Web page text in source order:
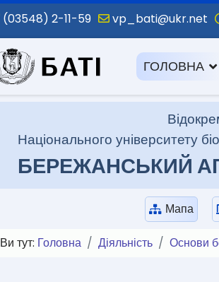
(03548) 2-11-59 vp_bati@ukr.net
ГОЛОВНА
Національного університету
БЕРЕЖАНСЬКИЙ
Мапа
Ви тут: Головна Діяльність Основи